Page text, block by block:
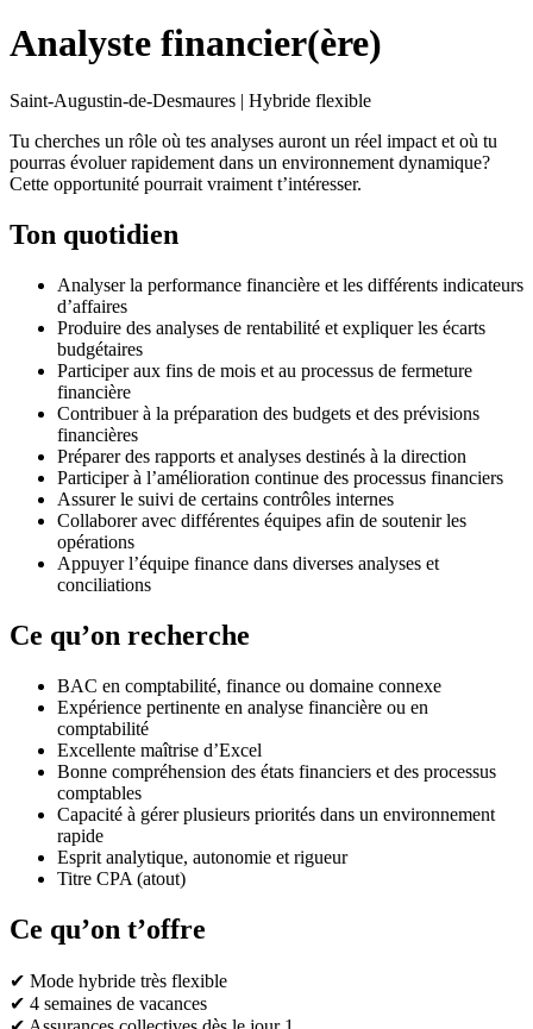
Analyste financier(ère)
Saint-Augustin-de-Desmaures | Hybride flexible
Tu cherches un rôle où tes analyses auront un réel impact et où tu
pourras évoluer rapidement dans un environnement dynamique?
Cette opportunité pourrait vraiment t’intéresser.
Ton quotidien
Analyser la performance financière et les différents indicateurs
d’affaires
Produire des analyses de rentabilité et expliquer les écarts
budgétaires
Participer aux fins de mois et au processus de fermeture
financière
Contribuer à la préparation des budgets et des prévisions
financières
Préparer des rapports et analyses destinés à la direction
Participer à l’amélioration continue des processus financiers
Assurer le suivi de certains contrôles internes
Collaborer avec différentes équipes afin de soutenir les
opérations
Appuyer l’équipe finance dans diverses analyses et
conciliations
Ce qu’on recherche
BAC en comptabilité, finance ou domaine connexe
Expérience pertinente en analyse financière ou en
comptabilité
Excellente maîtrise d’Excel
Bonne compréhension des états financiers et des processus
comptables
Capacité à gérer plusieurs priorités dans un environnement
rapide
Esprit analytique, autonomie et rigueur
Titre CPA (atout)
Ce qu’on t’offre
✔ Mode hybride très flexible
✔ 4 semaines de vacances